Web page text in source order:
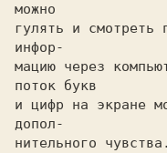
можно
гулять и смотреть
инфор-
мацию через
поток букв
и цифр на экране
допол-
нительного чувства.